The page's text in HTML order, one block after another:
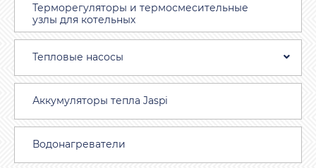
Терморегуляторы и термосмесительные
узлы для котельных
Тепловые насосы
Аккумуляторы тепла Jaspi
Водонагреватели